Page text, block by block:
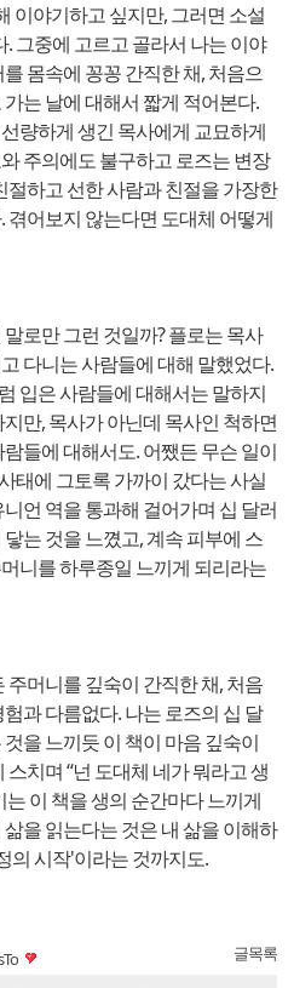
이야기하고 싶지만, 그러면 소설
그중에 고르고 골라서 나는 이야
몸속에 꽁꽁 간직한 채, 처음으
는 날에 대해서 짧게 적어본다.
량하게 생긴 목사에게 교묘하게
주의에도 불구하고 로즈는 변장
절하고 선한 사람과 친절을 가장한
겪어보지 않는다면 도대체 어떻게
로만 그런 것일까? 플로는 목사
다니는 사람들에 대해 말했었다.
입은 사람들에 대해서는 말하지
만, 목사가 아닌데 목사인 척하면
들에 대해서도. 어쨌든 무슨 일이
태에 그토록 가까이 갔다는 사실
언 역을 통과해 걸어가며 십 달러
는 것을 느꼈고, 계속 피부에 스
니를 하루종일 느끼게 되리라는
머니를 깊숙이 간직한 채, 처음
과 다름없다. 나는 로즈의 십 달
을 느끼듯 이 책이 마음 깊숙이
치며 “넌 도대체 네가 뭐라고 생
이 책을 생의 순간마다 느끼게
을 읽는다는 것은 내 삶을 이해하
의 시작'이라는 것까지도.
글목록